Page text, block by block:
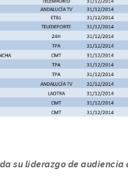
su liderazgo de